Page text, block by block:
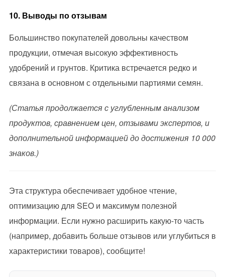
10. Выводы по отзывам
Большинство покупателей довольны качеством
продукции, отмечая высокую эффективность
удобрений и грунтов. Критика встречается редко и
связана в основном с отдельными партиями семян.
(Статья продолжается с углубленным анализом
продуктов, сравнением цен, отзывами экспертов, и
дополнительной информацией до достижения 10 000
знаков.)
Эта структура обеспечивает удобное чтение,
оптимизацию для SEO и максимум полезной
информации. Если нужно расширить какую-то часть
(например, добавить больше отзывов или углубиться в
характеристики товаров), сообщите!